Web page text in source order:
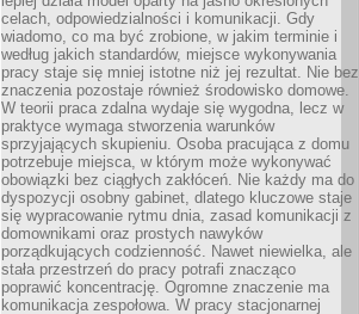
celach, odpowiedzialności i komunikacji. Gdy
wiadomo, co ma być zrobione, w jakim terminie i
według jakich standardów, miejsce wykonywania
pracy staje się mniej istotne niż jej rezultat. Nie bez
znaczenia pozostaje również środowisko domowe.
W teorii praca zdalna wydaje się wygodna, lecz w
praktyce wymaga stworzenia warunków
sprzyjających skupieniu. Osoba pracująca z domu
potrzebuje miejsca, w którym może wykonywać
obowiązki bez ciągłych zakłóceń. Nie każdy ma do
dyspozycji osobny gabinet, dlatego kluczowe staje
się wypracowanie rytmu dnia, zasad komunikacji z
domownikami oraz prostych nawyków
porządkujących codzienność. Nawet niewielka, ale
stała przestrzeń do pracy potrafi znacząco
poprawić koncentrację. Ogromne znaczenie ma
komunikacja zespołowa. W pracy stacjonarnej